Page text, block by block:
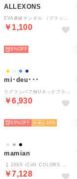
ALLEXONS
EVA鼻緒サンダル （ブラック）
￥1,100
8%
mi･deu･･･
￥6,930
65%
10
mamian
【 26SS iCoN COLORS 】1.5cm 痛くなりにくい 美脚ポインテッドトゥカラーパンプス／C20143 （シルバー）
￥7,128